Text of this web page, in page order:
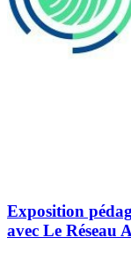
Exposition
avec Le Réseau